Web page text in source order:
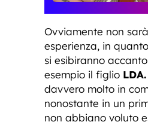
Ovviamente non
esperienza, in
si esibiranno
esempio il figlio LDA.
davvero molto in
nonostante in un
non abbiano voluto